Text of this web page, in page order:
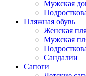
Мужская
Пляжная обувь
Женская
Мужская
Сандалии
Сапоги